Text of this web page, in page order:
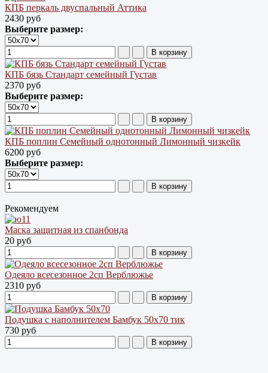
КПБ перкаль двуспальный Аттика
2430 руб
Выберите размер:
КПБ бязь Cтандарт семейный Густав
2370 руб
Выберите размер:
КПБ поплин Семейный однотонный Лимонный чизкейк
6200 руб
Выберите размер:
Рекомендуем
Маска защитная из спанбонда
20 руб
Одеяло всесезонное 2сп Верблюжье
2310 руб
Подушка с наполнителем Бамбук 50х70 тик
730 руб